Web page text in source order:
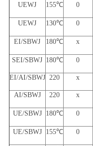
UEWJ 155℃ 0
UEWJ 130℃ 0
EI/SBWJ 180℃ x
SEI/SBWJ 180℃ 0
EI/AI/SBWJ 220 x
AI/SBWJ 220 x
UE/SBWJ 180℃ 0
UE/SBWJ 155℃ 0